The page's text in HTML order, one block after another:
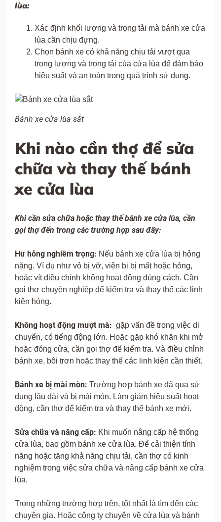
lùa:
Xác định khối lượng và trọng tải mà bánh xe cửa
lùa cần chịu đựng.
Chọn bánh xe có khả năng chịu tải vượt qua
trọng lượng và trọng tải của cửa lùa để đảm bảo
hiệu suất và an toàn trong quá trình sử dụng.
Bánh xe cửa lùa sắt
Khi nào cần thợ để sửa
chữa và thay thế bánh
xe cửa lùa
Khi cần sửa chữa hoặc thay thế bánh xe cửa lùa, cần
gọi thợ đến trong các trường hợp sau đây:
Hư hỏng nghiêm trọng: Nếu bánh xe cửa lùa bị hỏng
nặng. Ví dụ như vỏ bị vỡ, viên bi bị mất hoặc hỏng,
hoặc vít điều chỉnh không hoạt động đúng cách. Cần
gọi thợ chuyên nghiệp để kiểm tra và thay thế các linh
kiện hỏng.
Không hoạt động mượt mà: gặp vấn đề trong việc di
chuyển, có tiếng động lớn. Hoặc gặp khó khăn khi mở
hoặc đóng cửa, cần gọi thợ để kiểm tra. Và điều chỉnh
bánh xe, bôi trơn hoặc thay thế các linh kiện cần thiết.
Bánh xe bị mài mòn: Trường hợp bánh xe đã qua sử
dụng lâu dài và bị mài mòn. Làm giảm hiệu suất hoạt
động, cần thợ để kiểm tra và thay thế bánh xe mới.
Sửa chữa và nâng cấp: Khi muốn nâng cấp hệ thống
cửa lùa, bao gồm bánh xe cửa lùa. Để cải thiện tính
năng hoặc tăng khả năng chịu tải, cần thợ có kinh
nghiệm trong việc sửa chữa và nâng cấp bánh xe cửa
lùa.
Trong những trường hợp trên, tốt nhất là tìm đến các
chuyên gia. Hoặc công ty chuyên về cửa lùa và bánh